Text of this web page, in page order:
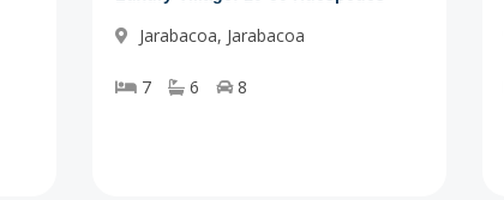
Jarabacoa, Jarabacoa
7 6 8